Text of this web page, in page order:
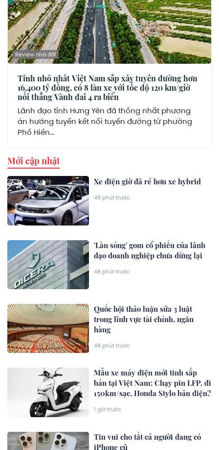
Review nhà đất
Tỉnh nhỏ nhất Việt Nam sắp xây tuyến đường hơn
16.400 tỷ đồng, có 8 làn xe với tốc độ 120 km/giờ
nối thẳng Vành đai 4 ra biển
Lãnh đạo tỉnh Hưng Yên đã thống nhất phương
án hướng tuyến kết nối tuyến đường từ phường
Phố Hiến...
Mới cập nhật
Xe điện giờ đã rẻ hơn xe hybrid
48 phút trước
'Làn sóng' gom cổ phiếu của lãnh
đạo doanh nghiệp chưa dừng lại
48 phút trước
Quốc hội thảo luận sửa 3 luật
trong lĩnh vực tài chính, ngân
hàng
48 phút trước
Mẫu xe máy điện mới tinh sắp
bán tại Việt Nam: Chạy pin LFP, đi
150km/sạc, Honda Stylo bản điện?
1 giờ trước
Tin vui cho tất cả người đang có
iPhone cũ